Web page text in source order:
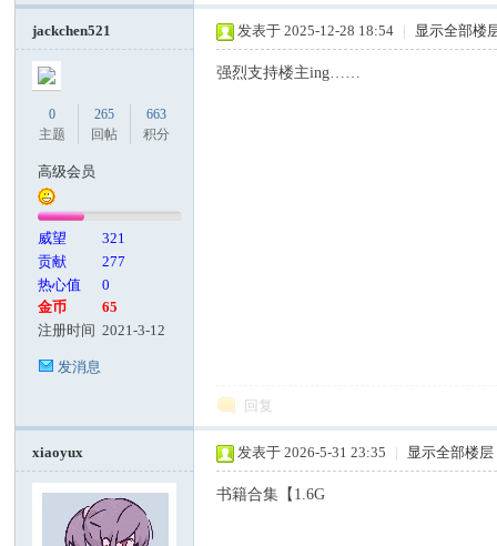
jackchen521
0
主题
265
回帖
663
积分
高级会员
威望
321
贡献
277
热心值
0
金币
65
注册时间 2021-3-12
发消息
发表于 2025-12-28 18:54 | 显示全部楼
强烈支持楼主ing……
回复
xiaoyux 发表于 2026-5-31 23:35 | 显示全部楼层
书籍合集【1.6G